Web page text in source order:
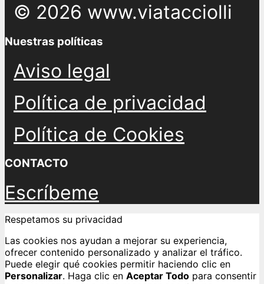
© 2026 www.viatacciolli
Nuestras políticas
Aviso legal
Política de privacidad
Política de Cookies
CONTACTO
Escríbeme
Respetamos su privacidad
Las cookies nos ayudan a mejorar su experiencia,
ofrecer contenido personalizado y analizar el tráfico.
Puede elegir qué cookies permitir haciendo clic en
Personalizar. Haga clic en Aceptar Todo para consentir